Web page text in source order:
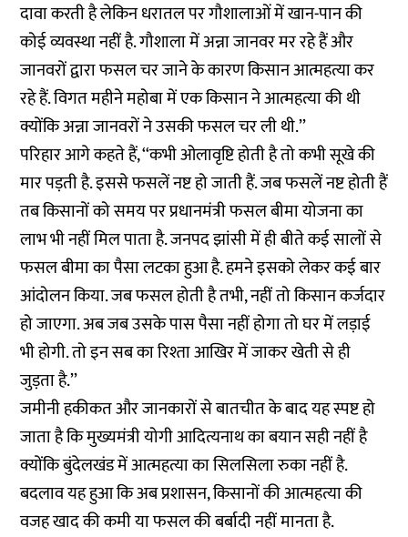
दावा करती है लेकिन धरातल पर गौशालाओं में खान-पान की
कोई व्यवस्था नहीं है. गौशाला में अन्ना जानवर मर रहे हैं और
जानवरों द्वारा फसल चर जाने के कारण किसान आत्महत्या कर
रहे हैं. विगत महीने महोबा में एक किसान ने आत्महत्या की थी
क्योंकि अन्ना जानवरों ने उसकी फसल चर ली थी.’’
परिहार आगे कहते हैं, ‘‘कभी ओलावृष्टि होती है तो कभी सूखे की
मार पड़ती है. इससे फसलें नष्ट हो जाती हैं. जब फसलें नष्ट होती हैं
तब किसानों को समय पर प्रधानमंत्री फसल बीमा योजना का
लाभ भी नहीं मिल पाता है. जनपद झांसी में ही बीते कई सालों से
फसल बीमा का पैसा लटका हुआ है. हमने इसको लेकर कई बार
आंदोलन किया. जब फसल होती है तभी, नहीं तो किसान कर्जदार
हो जाएगा. अब जब उसके पास पैसा नहीं होगा तो घर में लड़ाई
भी होगी. तो इन सब का रिश्ता आखिर में जाकर खेती से ही
जुड़ता है.’’
जमीनी हकीकत और जानकारों से बातचीत के बाद यह स्पष्ट हो
जाता है कि मुख्यमंत्री योगी आदित्यनाथ का बयान सही नहीं है
क्योंकि बुंदेलखंड में आत्महत्या का सिलसिला रुका नहीं है.
बदलाव यह हुआ कि अब प्रशासन, किसानों की आत्महत्या की
वजह खाद की कमी या फसल की बर्बादी नहीं मानता है.